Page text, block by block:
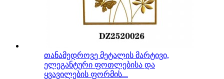
თანამედროვე მეტალის მარტივი,
ელეგანტური ფოთლებისა და
ყვავილების ფორმის...